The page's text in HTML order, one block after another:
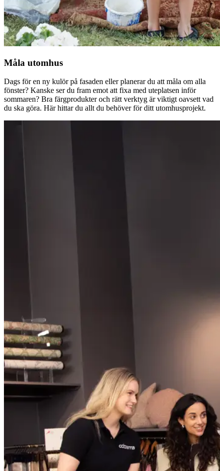
Måla utomhus
Dags för en ny kulör på fasaden eller planerar du att måla om alla
fönster? Kanske ser du fram emot att fixa med uteplatsen inför
sommaren? Bra färgprodukter och rätt verktyg är viktigt oavsett vad
du ska göra. Här hittar du allt du behöver för ditt utomhusprojekt.